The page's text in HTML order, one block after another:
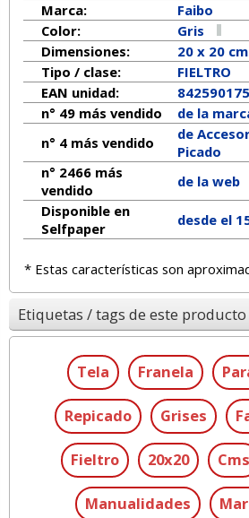
Marca:
Faibo
Color:
Gris
Dimensiones:
20 x 20
Tipo / clase:
FIELTRO
EAN unidad:
n° 49 más vendido
de la
n° 4 más vendido
de
Picado
n° 2466 más
vendido
de la web
Disponible en
Selfpaper
desde el
* Estas características son
Etiquetas / tags de este producto
Tela Franela
Repicado Grises
Fieltro 20x20 Cms
Manualidades